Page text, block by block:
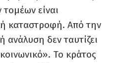
είναι
καταστροφή. Από την
δεν ταυτίζει
Το κράτος